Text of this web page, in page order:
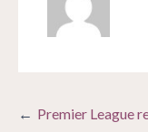
Post
Premier League